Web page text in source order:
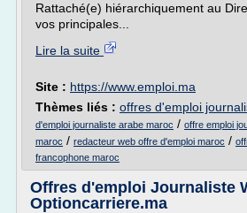
Rattaché(e) hiérarchiquement au
vos principales...
Lire la suite
Site : https://www.emploi.ma
Thèmes liés : offres d'emploi
d'emploi journaliste arabe maroc / offre emploi
maroc / redacteur web offre d'emploi maroc /
francophone maroc
Offres d'emploi Journaliste
Optioncarriere.ma